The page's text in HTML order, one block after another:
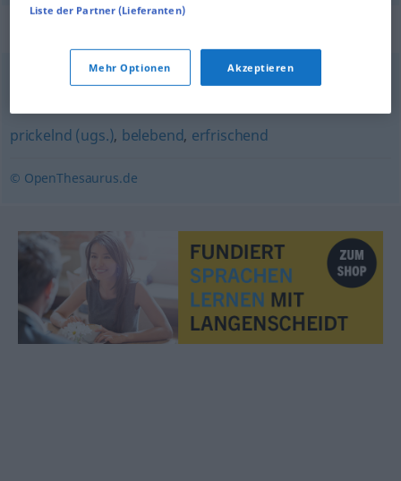
ermutigend,aufbauend
prickelnd (ugs.), belebend, erfrischend
© OpenThesaurus.de
Liste der Partner (Lieferanten)
Mehr Optionen Akzeptieren